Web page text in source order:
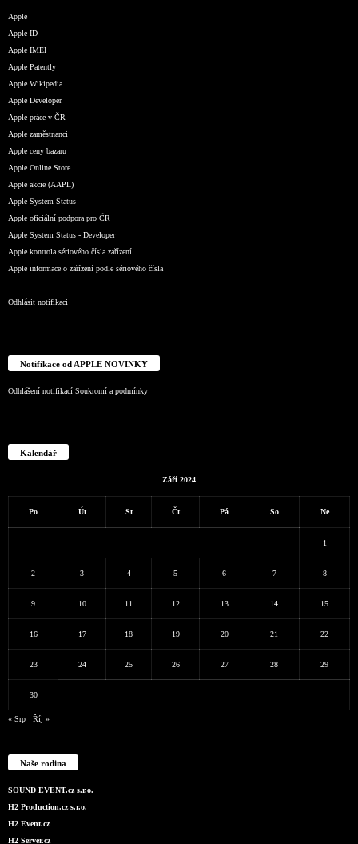
Apple
Apple ID
Apple IMEI
Apple Patently
Apple Wikipedia
Apple Developer
Apple práce v ČR
Apple zaměstnanci
Apple ceny bazaru
Apple Online Store
Apple akcie (AAPL)
Apple System Status
Apple oficiální podpora pro ČR
Apple System Status - Developer
Apple kontrola sériového čísla zařízení
Apple informace o zařízení podle sériového čísla
Odhlásit notifikaci
Notifikace od APPLE NOVINKY
Odhlášení notifikací Soukromí a podmínky
Kalendář
Září 2024
Po Út St Čt Pá So Ne
1
2 3 4 5 6 7 8
9 10 11 12 13 14 15
16 17 18 19 20 21 22
23 24 25 26 27 28 29
30
« Srp Říj »
Naše rodina
SOUND EVENT.cz s.r.o.
H2 Production.cz s.r.o.
H2 Event.cz
H2 Server.cz